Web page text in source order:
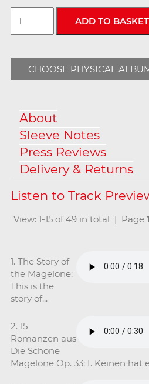
CHOOSE PHYSICAL
About
Sleeve Notes
Press Reviews
Delivery & Returns
View: 1-15 of 49 in total | Page1
1. The Story of
the Magelone:
This is the
story of...
2. 15
Romanzen aus
Die Schone
Magelone Op. 33: I. Keinen hat